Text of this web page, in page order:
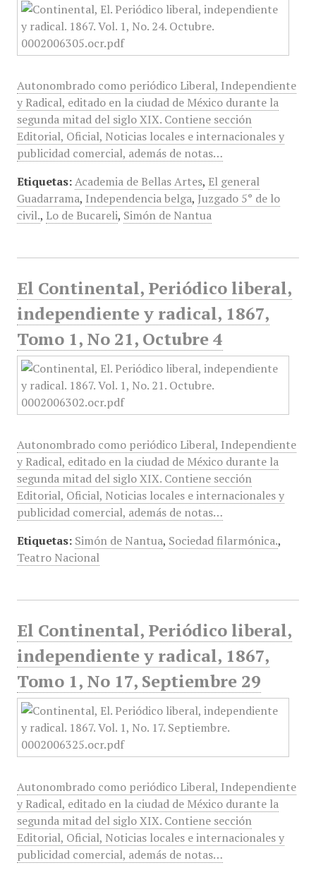
Autonombrado como periódico Liberal, Independiente
y Radical, editado en la ciudad de México durante la
segunda mitad del siglo XIX. Contiene sección
Editorial, Oficial, Noticias locales e internacionales y
publicidad comercial, además de notas…
Etiquetas: Academia de Bellas Artes, El general
Guadarrama, Independencia belga, Juzgado 5° de lo
civil., Lo de Bucareli, Simón de Nantua
El Continental, Periódico liberal,
independiente y radical, 1867,
Tomo 1, No 21, Octubre 4
Autonombrado como periódico Liberal, Independiente
y Radical, editado en la ciudad de México durante la
segunda mitad del siglo XIX. Contiene sección
Editorial, Oficial, Noticias locales e internacionales y
publicidad comercial, además de notas…
Etiquetas: Simón de Nantua, Sociedad filarmónica.,
Teatro Nacional
El Continental, Periódico liberal,
independiente y radical, 1867,
Tomo 1, No 17, Septiembre 29
Autonombrado como periódico Liberal, Independiente
y Radical, editado en la ciudad de México durante la
segunda mitad del siglo XIX. Contiene sección
Editorial, Oficial, Noticias locales e internacionales y
publicidad comercial, además de notas…